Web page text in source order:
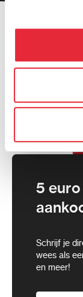
kunnen deze
hebben
kunt alle
We werken
kunnen
5
Schrijf je
wees als
en meer!